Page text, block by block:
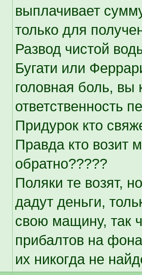
выплачивает
только для
Развод чистой
Бугати или
головная боль, вы
ответственность
Придурок кто
Правда кто
обратно?????
Поляки те возят,
дадут деньги,
свою мащину, так
прибалтов на
их никогда не